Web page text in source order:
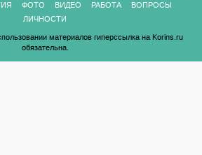
ФОТО ВИДЕО РАБОТА
ВОПРОСЫ
ЛИЧНОСТИ
материалов гиперссылка на Korins.ru
обязательна.